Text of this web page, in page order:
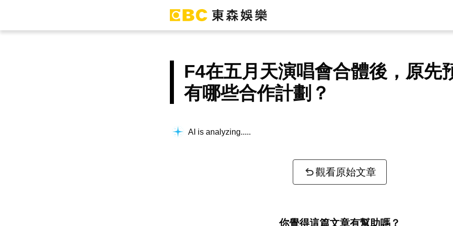
F4在五月天演唱會合體後，原先
有哪些合作計劃？
AI is analyzing...
觀看原始文章
你覺得這篇文章有幫助嗎？